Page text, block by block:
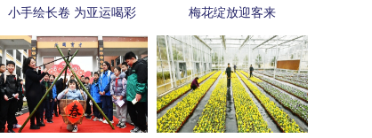
小手绘长卷 为亚运喝彩 梅花绽放迎客来